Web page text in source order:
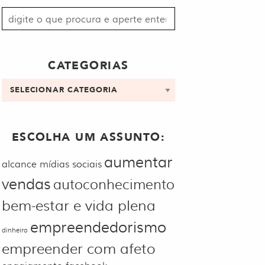
Procurar
por:
CATEGORIAS
Categorias
ESCOLHA UM ASSUNTO:
alcance mídias sociais aumentar
vendasautoconhecimento
bem-estar e vida plena
dinheiro empreendedorismo
empreender com afeto